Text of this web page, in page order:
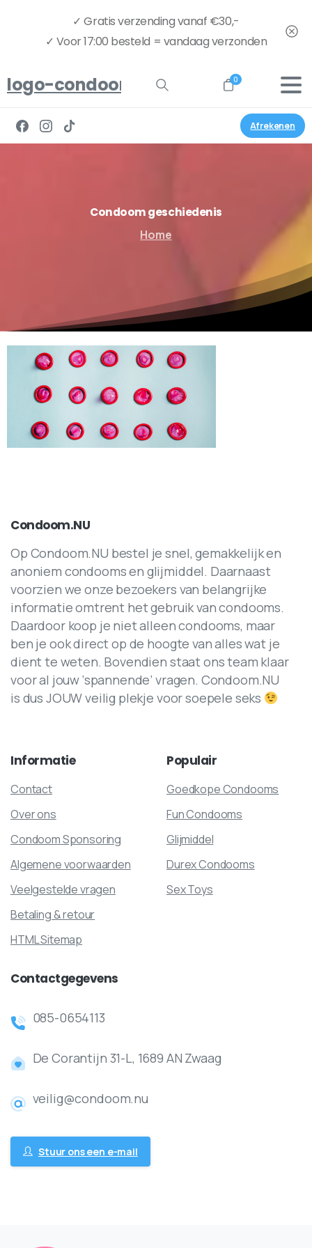
✓ Gratis verzending vanaf €30,-
✓ Voor 17:00 besteld = vandaag verzonden
logo-condoom.nu-full 0
Afrekenen
Condoomgeschiedenis
Home
Condoom.NU
Op Condoom.NU bestel je snel, gemakkelijk en
anoniem condooms en glijmiddel. Daarnaast
voorzien we onze bezoekers van belangrijke
informatie omtrent het gebruik van condooms.
Daardoor koop je niet alleen condooms, maar
ben je ook direct op de hoogte van alles wat je
dient te weten. Bovendien staat ons team klaar
voor al jouw ‘spannende’ vragen. Condoom.NU
is dus JOUW veilig plekje voor soepele seks
Informatie
Contact
Over ons
Condoom Sponsoring
Algemene voorwaarden
Veelgestelde vragen
Betaling & retour
HTML Sitemap
Populair
Goedkope Condooms
Fun Condooms
Glijmiddel
Durex Condooms
Sex Toys
Contactgegevens
085-0654113
De Corantijn 31-L, 1689 AN Zwaag
veilig@condoom.nu
Stuur ons een e-mail